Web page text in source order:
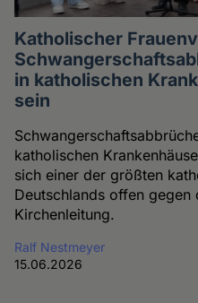
Katholischer
in katholischen
sein
katholischen
sich einer der größten
Deutschlands offen
Kirchenleitung.
Ralf Nestmeyer
15.06.2026